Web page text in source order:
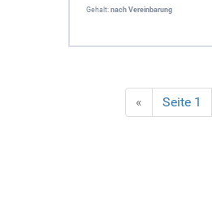
Gehalt: nach Vereinbarung
« Seite 1